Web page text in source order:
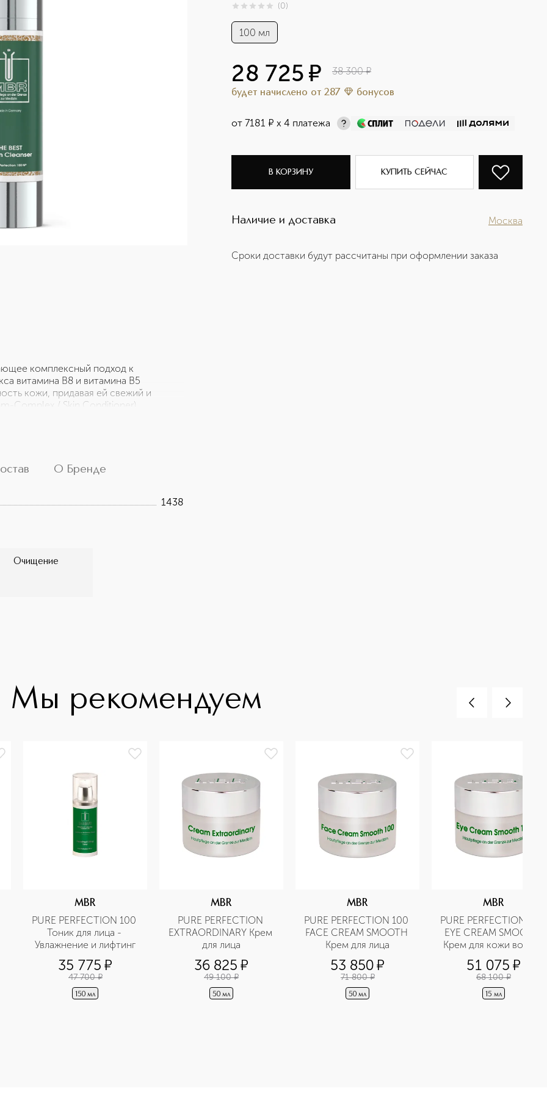
0из 0 (0)
100 мл
28 725 ¤ 38 300 ¤
будет начислено от 287 бонусов
от7181 ¤ х 4 платежа
В КОРЗИНУ КУПИТЬ СЕЙЧАС
Наличие и доставка Москва
Сроки доставки будут рассчитаны при оформлении заказа
комплексный подход к
витамина В8 и витамина B5
кожи, придавая ей свежий и
Complex / Skin Conditioner)
способствуя сияющему цвету
О Бренде
1438
Очищение
Мы рекомендуем
MBR
PURE PERFECTION 100
Тоник для лица -
Увлажнение и лифтинг
35 775 ¤
47 700 ¤
150 мл
MBR
PURE PERFECTION
EXTRAORDINARY Крем
для лица
36 825 ¤
49 100 ¤
50 мл
MBR
PURE PERFECTION 100
FACE CREAM SMOOTH
Крем для лица
53 850¤
71 800 ¤
50 мл
MBR
PURE PERFECTION 100
EYE CREAM SMOOTH
Крем для кожи вокруг
глаз
51 075 ¤
68 100 ¤
15 мл